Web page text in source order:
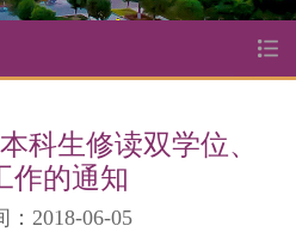
科生修读双学位、
作的通知
：2018-06-05